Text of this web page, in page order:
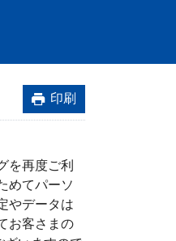
印刷
を再度ご利
めてパーソ
やデータは
お客さまの